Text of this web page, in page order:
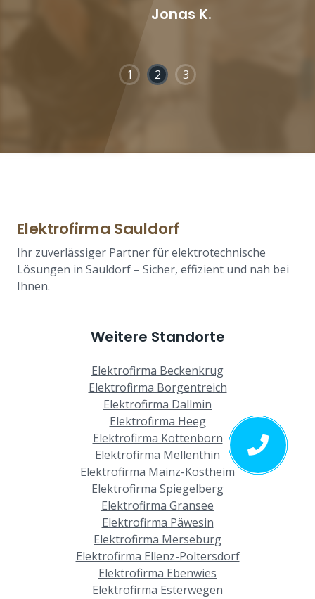
Jonas K.
1 2 3
Elektrofirma Sauldorf
Ihr zuverlässiger Partner für elektrotechnische
Lösungen in Sauldorf – Sicher, effizient und nah bei
Ihnen.
Weitere Standorte
Elektrofirma Beckenkrug
Elektrofirma Borgentreich
Elektrofirma Dallmin
Elektrofirma Heeg
Elektrofirma Kottenborn
Elektrofirma Mellenthin
Elektrofirma Mainz-Kostheim
Elektrofirma Spiegelberg
Elektrofirma Gransee
Elektrofirma Päwesin
Elektrofirma Merseburg
Elektrofirma Ellenz-Poltersdorf
Elektrofirma Ebenwies
Elektrofirma Esterwegen